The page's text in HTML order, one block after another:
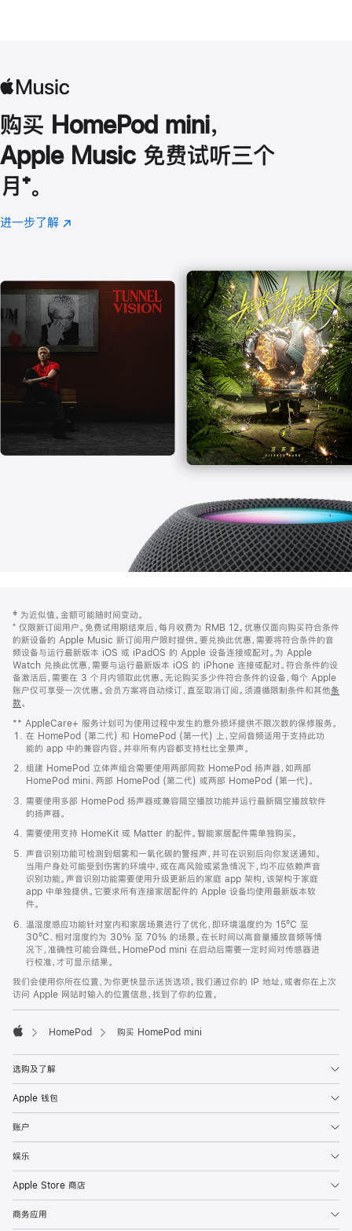
购买 HomePod mini，
Apple Music 免费试听三个
月 脚
注
⁺。
进一步了解 Apple
(在
口
中
打
开)
页
页
脚
注
‡ 为近似值。金额可能随时间变动。
⁺ 仅限新订阅用户。免费试用期结束后，每月收费为 RMB 12。优惠仅面向购买符合条件
的新设备的 Apple Music 新订阅用户限时提供。要兑换此优惠，需要将符合条件的音
频设备与运行最新版本 iOS 或 iPadOS 的 Apple 设备连接或配对。为 Apple
Watch 兑换此优惠，需要与运行最新版本 iOS 的 iPhone 连接或配对。符合条件的设
备激活后，需要在 3 个月内领取此优惠。无论购买多少件符合条件的设备，每个 Apple
账户仅可享受一次优惠。会员方案将自动续订，直至取消订阅。须遵循限制条件和其他条
款。
窗
口
中
打
开)
** AppleCare+ 服务计划可为使用过程中发生的意外损坏提供不限次数的保修服务。
在 HomePod (第二代) 和 HomePod (第一代) 上，空间音频适用于支持此功
能的 app 中的兼容内容。并非所有内容都支持杜比全景声。
组建 HomePod 立体声组合需要使用两部同款 HomePod 扬声器，如两部
HomePod mini、两部 HomePod (第二代) 或两部 HomePod (第一代)。
需要使用多部 HomePod 扬声器或兼容隔空播放功能并运行最新隔空播放软件
的扬声器。
需要使用支持 HomeKit 或 Matter 的配件。智能家居配件需单独购买。
声音识别功能可检测到烟雾和一氧化碳的警报声，并可在识别后向你发送通知。
当用户身处可能受到伤害的环境中，或在高风险或紧急情况下，均不应依赖声音
识别功能。声音识别功能需要使用升级更新后的家庭 app 架构，该架构于家庭
app 中单独提供。它要求所有连接家居配件的 Apple 设备均使用最新版本软
件。
温湿度感应功能针对室内和家居场景进行了优化，即环境温度约为 15ºC 至
30ºC、相对湿度约为 30% 至 70% 的场景。在长时间以高音量播放音频等情
况下，准确性可能会降低。HomePod mini 在启动后需要一定时间对传感器进
行校准，才可显示结果。
我们会使用你所在位置，为你更快显示送货选项。我们通过你的 IP 地址，或者你在上次
访问 Apple 网站时输入的位置信息，找到了你的位置。
HomePod 购买 HomePod mini
选购及了解
Apple 钱包
账户
娱乐
Apple Store 商店
商务应用